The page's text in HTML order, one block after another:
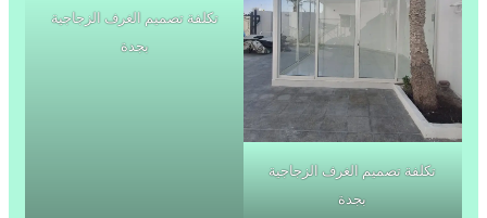
تكلفة تصميم الغرف الزجاجية
بجدة
تكلفة تصميم الغرف الزجاجية
بجدة